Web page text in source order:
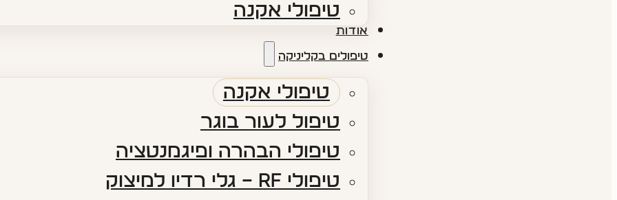
טיפולי אקנה
אודות​
טיפולים בקליניקה
טיפולי אקנה
טיפול לעור בוגר
טיפולי הבהרה ופיגמנטציה​
טיפולי RF​ – גלי רדיו למיצוק